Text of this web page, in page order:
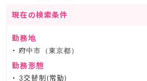
現在の検索条件
勤務地
府中市（東京都）
勤務形態
3交替制(常勤)